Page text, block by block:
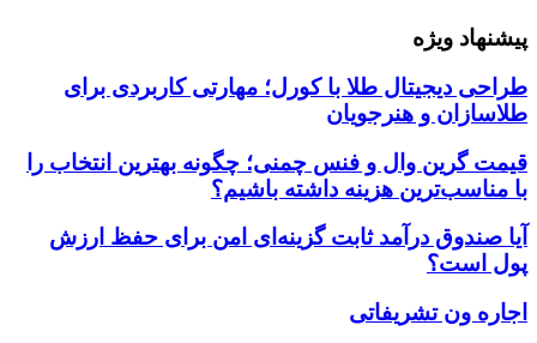
پیشنهاد ویژه
طراحی دیجیتال طلا با کورل؛ مهارتی کاربردی برای
طلاسازان و هنرجویان
قیمت گرین وال و فنس چمنی؛ چگونه بهترین انتخاب را
با مناسب‌ترین هزینه داشته باشیم؟
آیا صندوق درآمد ثابت گزینه‌ای امن برای حفظ ارزش
پول است؟
اجاره ون تشریفاتی